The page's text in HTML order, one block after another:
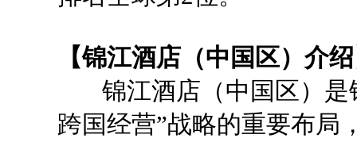
【锦江酒店（中国区）介
锦江酒店（中国区）是
跨国经营”战略的重要布局